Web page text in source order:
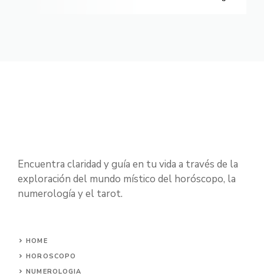
Encuentra claridad y guía en tu vida a través de la
exploración del mundo místico del horóscopo, la
numerología y el tarot.
HOME
HOROSCOPO
NUMEROLOGIA